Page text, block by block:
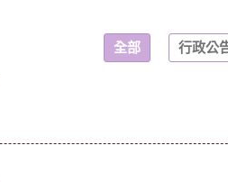
全部 行政公